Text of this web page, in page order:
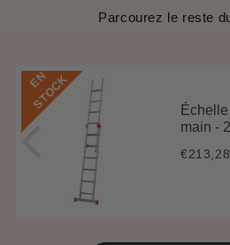
Parcourez le reste
E
N
S
T
O
C
K
main -
Prix